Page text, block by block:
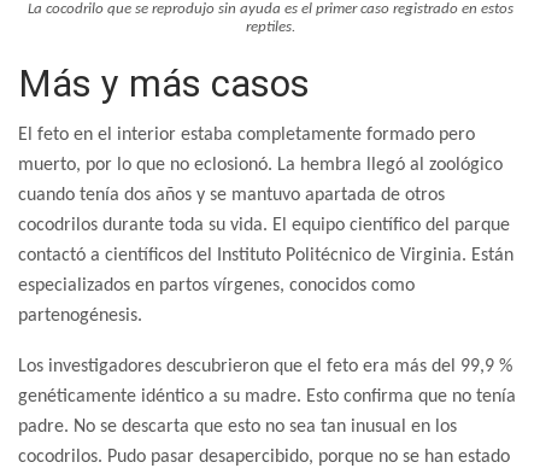
La cocodrilo que se reprodujo sin ayuda es el primer caso registrado en estos
reptiles.
Más y más casos
El feto en el interior estaba completamente formado pero
muerto, por lo que no eclosionó. La hembra llegó al zoológico
cuando tenía dos años y se mantuvo apartada de otros
cocodrilos durante toda su vida. El equipo científico del parque
contactó a científicos del Instituto Politécnico de Virginia. Están
especializados en partos vírgenes, conocidos como
partenogénesis.
Los investigadores descubrieron que el feto era más del 99,9 %
genéticamente idéntico a su madre. Esto confirma que no tenía
padre. No se descarta que esto no sea tan inusual en los
cocodrilos. Pudo pasar desapercibido, porque no se han estado